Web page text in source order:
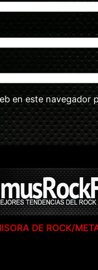
en este navegador
DE ROCK/